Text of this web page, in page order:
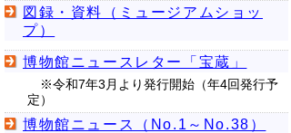
図録・資料（ミュージアムショッ
プ）
博物館ニュースレター「宝蔵」
※令和7年3月より発行開始（年4回発行予
定）
博物館ニュース（No.1～No.38）